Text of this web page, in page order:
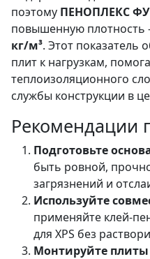
поэтому ПЕНОПЛЕКС
повышенную
кг/м³. Этот показатель
плит к нагрузкам,
теплоизоляционного
службы конструкции в
Рекомендации
Подготовьте
быть ровной,
загрязнений и
Используйте
применяйте клей-
для XPS без
Монтируйте плиты